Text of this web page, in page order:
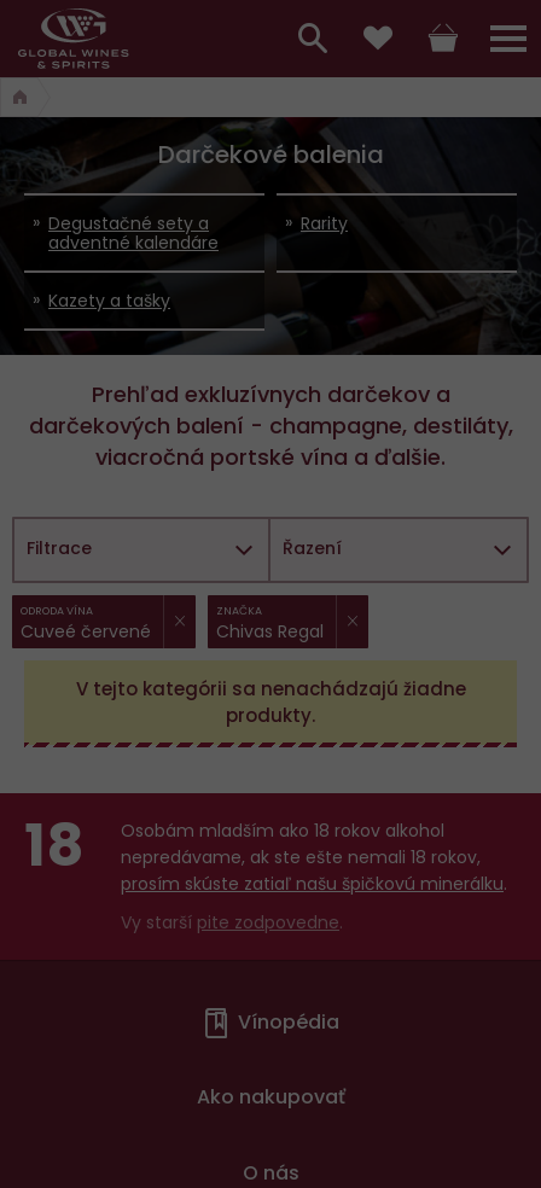
Hlavní
menu,
košík,
vyhledávání,
přihlášení
a
Darčekové balenia
Degustačné sety a
adventné kalendáre
Rarity
Kazety a tašky
Prehľad exkluzívnych darčekov a
darčekových balení - champagne, destiláty,
viacročná portské vína a ďalšie.
Filtrace
Vybrané
filtry:
ODRODA VÍNA
Cuveé červené
ZNAČKA
Chivas Regal
Řazení
V tejto kategórii sa nenachádzajú žiadne
produkty.
18
Osobám mladším ako 18 rokov alkohol
nepredávame, ak ste ešte nemali 18 rokov,
prosím skúste zatiaľ našu špičkovú minerálku.
Vy starší pite zodpovedne.
Vínopédia
Ako nakupovať
O nás